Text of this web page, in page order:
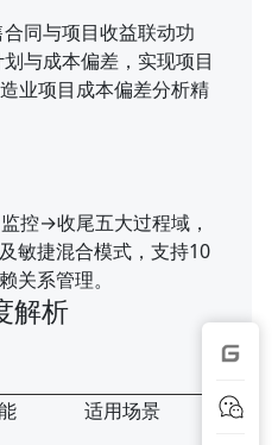
同与项目收益联动功
与成本偏差，实现项目
业项目成本偏差分析精
控→收尾五大过程域，
敏捷混合模式，支持10
关系管理。
解析
适用场景